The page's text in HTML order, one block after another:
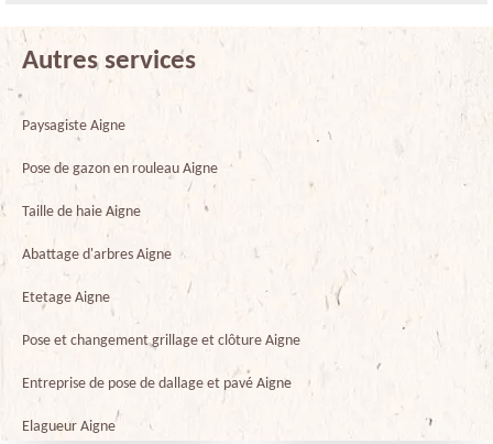
Autres services
Paysagiste Aigne
Pose de gazon en rouleau Aigne
Taille de haie Aigne
Abattage d'arbres Aigne
Etetage Aigne
Pose et changement grillage et clôture Aigne
Entreprise de pose de dallage et pavé Aigne
Elagueur Aigne